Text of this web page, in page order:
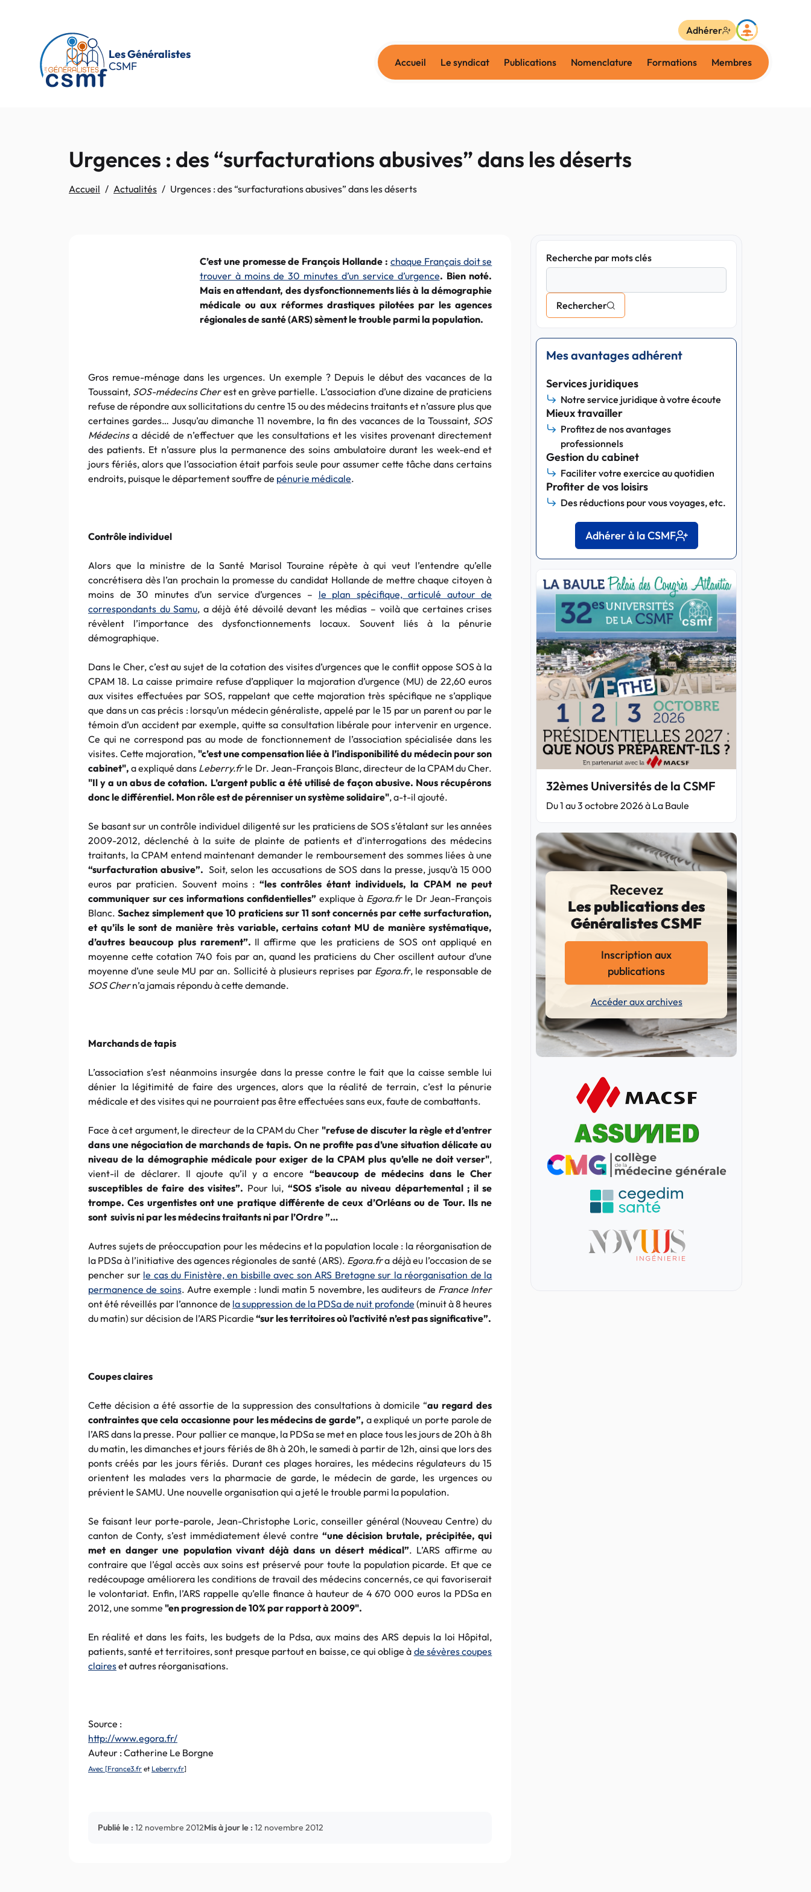
Les Généralistes
CSMF
Accueil Le syndicat Publications Nomenclature Formations Membres
Adhérer
Urgences : des “surfacturations abusives” dans les déserts
Accueil Actualités Urgences : des “surfacturations abusives” dans les déserts
C’est une promesse de François Hollande : chaque Français doit se
trouver à moins de 30 minutes d’un service d’urgence. Bien noté.
Mais en attendant, des dysfonctionnements liés à la démographie
médicale ou aux réformes drastiques pilotées par les agences
régionales de santé (ARS) sèment le trouble parmi la population.
Gros remue-ménage dans les urgences. Un exemple ? Depuis le début des vacances de la
Toussaint, SOS-médecins Cherest en grève partielle. L’association d’une dizaine de praticiens
refuse de répondre aux sollicitations du centre 15 ou des médecins traitants et n’assure plus que
certaines gardes… Jusqu’au dimanche 11 novembre, la fin des vacances de la Toussaint, SOS
Médecinsa décidé de n’effectuer que les consultations et les visites provenant directement
des patients. Et n’assure plus la permanence des soins ambulatoire durant les week-end et
jours fériés, alors que l’association était parfois seule pour assumer cette tâche dans certains
endroits, puisque le département souffre de pénurie médicale.
Contrôle individuel
Alors que la ministre de la Santé Marisol Touraine répète à qui veut l’entendre qu’elle
concrétisera dès l’an prochain la promesse du candidat Hollande de mettre chaque citoyen à
moins de 30 minutes d’un service d’urgences – le plan spécifique, articulé autour de
correspondants du Samu, a déjà été dévoilé devant les médias – voilà que certaines crises
révèlent l’importance des dysfonctionnements locaux. Souvent liés à la pénurie
démographique.
Dans le Cher, c’est au sujet de la cotation des visites d’urgences que le conflit oppose SOS à la
CPAM 18. La caisse primaire refuse d’appliquer la majoration d’urgence (MU) de 22,60 euros
aux visites effectuées par SOS, rappelant que cette majoration très spécifique ne s’applique
que dans un cas précis : lorsqu’un médecin généraliste, appelé par le 15 par un parent ou par le
témoin d’un accident par exemple, quitte sa consultation libérale pour intervenir en urgence.
Ce qui ne correspond pas au mode de fonctionnement de l’association spécialisée dans les
visites. Cette majoration, "c’est une compensation liée à l’indisponibilité du médecin pour son
cabinet", a expliqué dans Leberry.frle Dr. Jean-François Blanc, directeur de la CPAM du Cher.
"Il y a un abus de cotation. L’argent public a été utilisé de façon abusive. Nous récupérons
donc le différentiel. Mon rôle est de pérenniser un système solidaire", a-t-il ajouté.
Se basant sur un contrôle individuel diligenté sur les praticiens de SOS s’étalant sur les années
2009-2012, déclenché à la suite de plainte de patients et d’interrogations des médecins
traitants, la CPAM entend maintenant demander le remboursement des sommes liées à une
“surfacturation abusive”. Soit, selon les accusations de SOS dans la presse, jusqu’à 15 000
euros par praticien. Souvent moins : “les contrôles étant individuels, la CPAM ne peut
communiquer sur ces informations confidentielles” explique à Egora.frle Dr Jean-François
Blanc.Sachez simplement que 10 praticiens sur 11 sont concernés par cette surfacturation,
et qu’ils le sont de manière très variable, certains cotant MU de manière systématique,
d’autres beaucoup plus rarement”. Il affirme que les praticiens de SOS ont appliqué en
moyenne cette cotation 740 fois par an, quand les praticiens du Cher oscillent autour d’une
moyenne d’une seule MU par an. Sollicité à plusieurs reprises par Egora.fr, le responsable de
SOS Chern’a jamais répondu à cette demande.
Marchands de tapis
L’association s’est néanmoins insurgée dans la presse contre le fait que la caisse semble lui
dénier la légitimité de faire des urgences, alors que la réalité de terrain, c’est la pénurie
médicale et des visites qui ne pourraient pas être effectuées sans eux, faute de combattants.
Face à cet argument, le directeur de la CPAM du Cher "refuse de discuter la règle et d’entrer
dans une négociation de marchands de tapis. On ne profite pas d’une situation délicate au
niveau de la démographie médicale pour exiger de la CPAM plus qu’elle ne doit verser",
vient-il de déclarer. Il ajoute qu’il y a encore “beaucoup de médecins dans le Cher
susceptibles de faire des visites”. Pour lui, “SOS s’isole au niveau départemental ; il se
trompe. Ces urgentistes ont une pratique différente de ceux d’Orléans ou de Tour. Ils ne
sont suivis ni par les médecins traitants ni par l’Ordre ”…
Autres sujets de préoccupation pour les médecins et la population locale : la réorganisation de
la PDSa à l’initiative des agences régionales de santé (ARS). Egora.fra déjà eu l’occasion de se
pencher sur le cas du Finistère, en bisbille avec son ARS Bretagne sur la réorganisation de la
permanence de soins. Autre exemple : lundi matin 5 novembre, les auditeurs de France Inter
ont été réveillés par l’annonce de la suppression de la PDSa de nuit profonde (minuit à 8 heures
du matin) sur décision de l’ARS Picardie “sur les territoires où l’activité n’est pas significative”.
Coupes claires
Cette décision a été assortie de la suppression des consultations à domicile “au regard des
contraintes que cela occasionne pour les médecins de garde”, a expliqué un porte parole de
l’ARS dans la presse. Pour pallier ce manque, la PDSa se met en place tous les jours de 20h à 8h
du matin, les dimanches et jours fériés de 8h à 20h, le samedi à partir de 12h, ainsi que lors des
ponts créés par les jours fériés. Durant ces plages horaires, les médecins régulateurs du 15
orientent les malades vers la pharmacie de garde, le médecin de garde, les urgences ou
prévient le SAMU. Une nouvelle organisation qui a jeté le trouble parmi la population.
Se faisant leur porte-parole, Jean-Christophe Loric, conseiller général (Nouveau Centre) du
canton de Conty, s’est immédiatement élevé contre “une décision brutale, précipitée, qui
met en danger une population vivant déjà dans un désert médical”. L’ARS affirme au
contraire que l’égal accès aux soins est préservé pour toute la population picarde. Et que ce
redécoupage améliorera les conditions de travail des médecins concernés, ce qui favoriserait
le volontariat. Enfin, l’ARS rappelle qu’elle finance à hauteur de 4 670 000 euros la PDSa en
2012, une somme "en progression de 10% par rapport à 2009".
En réalité et dans les faits, les budgets de la Pdsa, aux mains des ARS depuis la loi Hôpital,
patients, santé et territoires, sont presque partout en baisse, ce qui oblige à de sévères coupes
claireset autres réorganisations.
Source :
http://www.egora.fr/
Auteur : Catherine Le Borgne
Avec [France3.fr et Leberry.fr]
Publié le : 12 novembre 2012Mis à jour le : 12 novembre 2012
Recherche par mots clés
Rechercher
Mes avantages adhérent
Services juridiques
Notre service juridique à votre écoute
Mieux travailler
Profitez de nos avantages
professionnels
Gestion du cabinet
Faciliter votre exercice au quotidien
Profiter de vos loisirs
Des réductions pour vous voyages, etc.
Adhérer à la CSMF
32èmes Universités de la CSMF
Du 1 au 3 octobre 2026 à La Baule
Recevez
Les publications des
Généralistes CSMF
Inscription aux
publications
Accéder aux archives